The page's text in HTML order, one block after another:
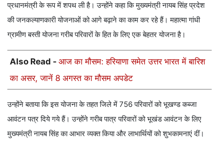
प्रधानमंत्री के रूप में शपथ ली है। उन्होंने कहा कि मुख्यमंत्री नायब सिंह प्रदेश
की जनकल्याणकारी योजनाओं को आगे बढ़ाने का काम कर रहे हैं। महात्मा गांधी
ग्रामीण बस्ती योजना गरीब परिवारों के हित के लिए एक बेहतर योजना है।
Also Read - आज का मौसम: हरियाणा समेत उत्तर भारत में बारिश
का असर, जानें 8 अगस्त का मौसम अपडेट
उन्होंने बताया कि इस योजना के तहत जिले में 756 परिवारों को भूखण्ड कब्जा
आवंटन पत्र दिये गये हैं। उन्होंने गरीब पात्र परिवारों को भूखंड आवंटन के लिए
मुख्यमंत्री नायब सिंह का आभार व्यक्त किया और लाभार्थियों को शुभकामनाएं दीं।